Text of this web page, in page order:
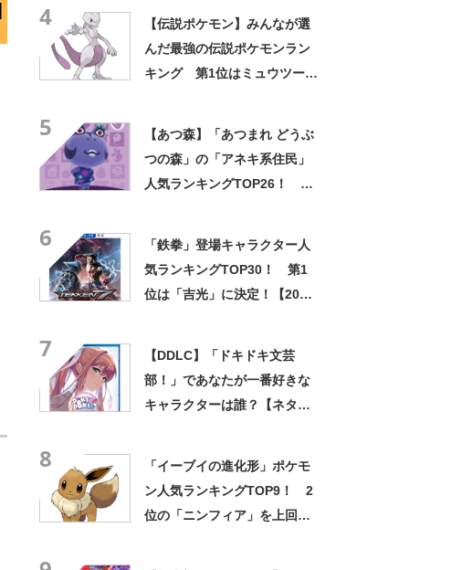
4
【伝説ポケモン】みんなが選
んだ最強の伝説ポケモンラン
キング 第1位はミュウツーに
5
【あつ森】「あつまれ どうぶ
つの森」の「アネキ系住民」
人気ランキングTOP26！ 1
6
「鉄拳」登場キャラクター人
気ランキングTOP30！ 第1
位は「吉光」に決定！【2022
7
【DDLC】「ドキドキ文芸
部！」であなたが一番好きな
キャラクターは誰？【ネタバ
8
「イーブイの進化形」ポケモ
ン人気ランキングTOP9！ 2
位の「ニンフィア」を上回る1